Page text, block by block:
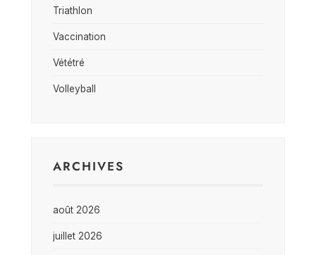
Triathlon
Vaccination
Vététré
Volleyball
ARCHIVES
août 2026
juillet 2026